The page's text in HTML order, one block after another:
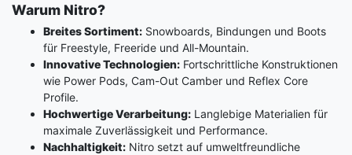
Warum Nitro?
Breites Sortiment: Snowboards, Bindungen und Boots
für Freestyle, Freeride und All-Mountain.
Innovative Technologien: Fortschrittliche Konstruktionen
wie Power Pods, Cam-Out Camber und Reflex Core
Profile.
Hochwertige Verarbeitung: Langlebige Materialien für
maximale Zuverlässigkeit und Performance.
Nachhaltigkeit: Nitro setzt auf umweltfreundliche